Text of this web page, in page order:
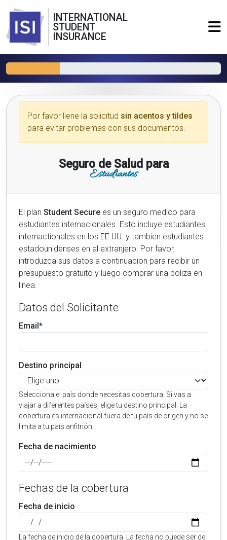
INTERNATIONAL
STUDENT
INSURANCE
Por favor llene la solicitud sin acentos y tildes
para evitar problemas con sus documentos.
Seguro de Salud para
Estudiantes
El plan Student Secure es un seguro medico para
estudiantes internacionales. Esto incluye estudiantes
internactionales en los EE.UU. y tambien estudiantes
estadounidenses en al extranjero. Por favor,
introduzca sus datos a continuacion para recibir un
presupuesto gratuito y luego comprar una poliza en
linea.
Datos del Solicitante
Email*
Destino principal
Selecciona el país donde necesitas cobertura. Si vas a
viajar a diferentes países, elige tu destino principal. La
cobertura es internacional fuera de tu país de origen y no se
limita a tu país anfitrión.
Fecha de nacimiento
Fechas de la cobertura
Fecha de inicio
La fecha de inicio de la cobertura. La fecha no puede ser de